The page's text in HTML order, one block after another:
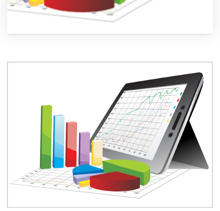
補助金活用支援
導入事例
03-6432-0346
電話受付：平日 10:00~17:00
お問い合わせ